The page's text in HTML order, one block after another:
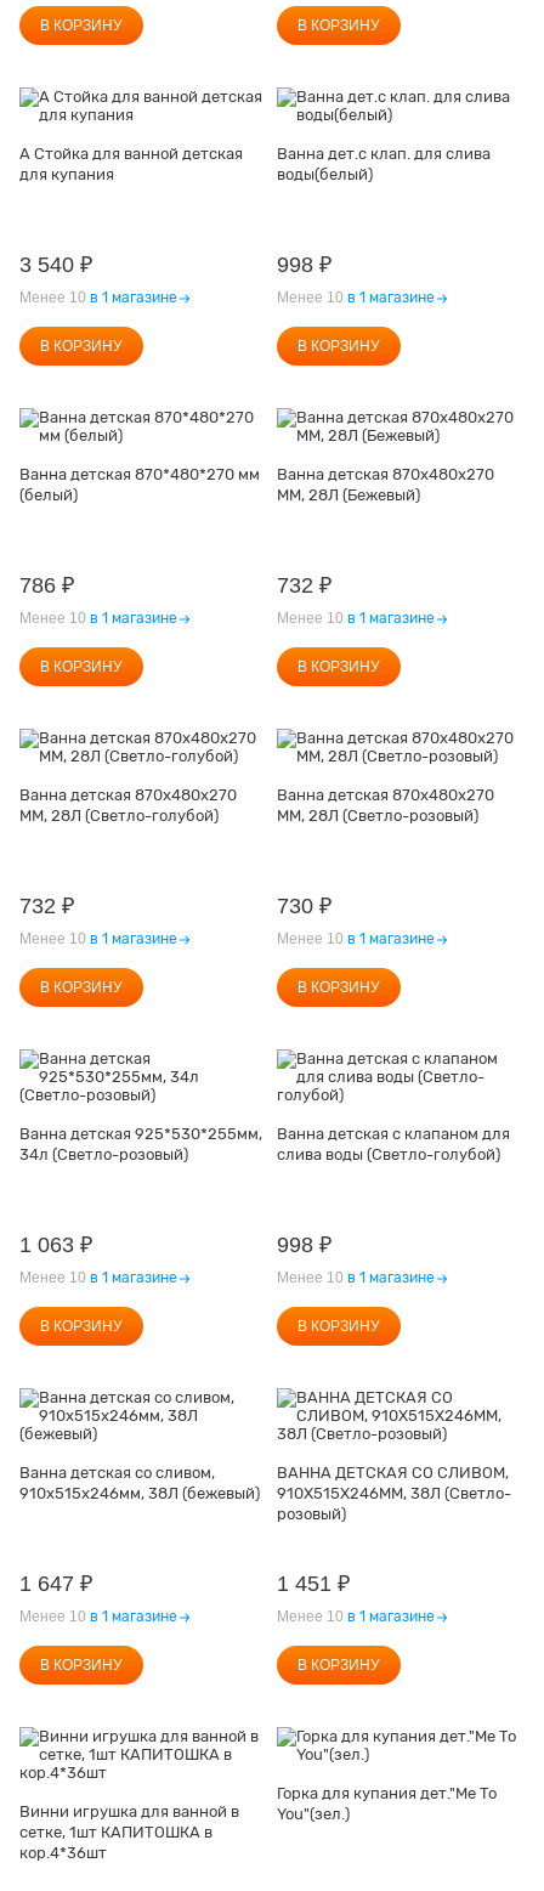
В КОРЗИНУ В КОРЗИНУ
А Стойка для ванной детская
для купания
3 540 ₽
Менее 10 в 1 магазине
В КОРЗИНУ
Ванна дет.с клап. для слива
воды(белый)
998 ₽
Менее 10 в 1 магазине
В КОРЗИНУ
Ванна детская 870*480*270 мм
(белый)
786 ₽
Менее 10 в 1 магазине
В КОРЗИНУ
Ванна детская 870х480х270
ММ, 28Л (Бежевый)
732 ₽
Менее 10 в 1 магазине
В КОРЗИНУ
Ванна детская 870х480х270
ММ, 28Л (Светло-голубой)
732 ₽
Менее 10 в 1 магазине
В КОРЗИНУ
Ванна детская 870х480х270
ММ, 28Л (Светло-розовый)
730 ₽
Менее 10 в 1 магазине
В КОРЗИНУ
Ванна детская 925*530*255мм,
34л (Светло-розовый)
1 063 ₽
Менее 10 в 1 магазине
В КОРЗИНУ
Ванна детская с клапаном для
слива воды (Светло-голубой)
998 ₽
Менее 10 в 1 магазине
В КОРЗИНУ
Ванна детская со сливом,
910х515х246мм, 38Л (бежевый)
1 647 ₽
Менее 10 в 1 магазине
В КОРЗИНУ
ВАННА ДЕТСКАЯ СО СЛИВОМ,
910Х515Х246ММ, 38Л (Светло-
розовый)
1 451 ₽
Менее 10 в 1 магазине
В КОРЗИНУ
Винни игрушка для ванной в
сетке, 1шт КАПИТОШКА в
кор.4*36шт
Горка для купания дет."Me To
You"(зел.)